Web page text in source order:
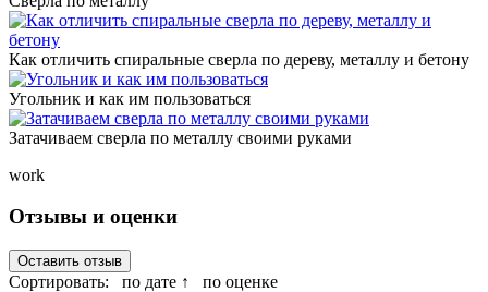
Как отличить спиральные сверла по дереву, металлу и бетону
Угольник и как им пользоваться
Затачиваем сверла по металлу своими руками
work
Отзывы и оценки
Оставить отзыв
Сортировать: по дате ↑
по оценке